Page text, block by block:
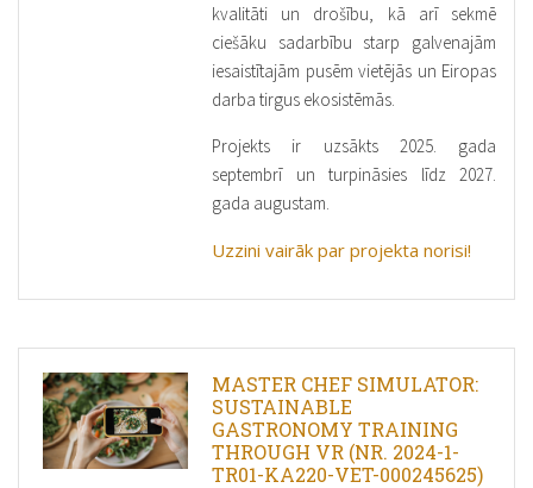
kvalitāti un drošību, kā arī sekmē
ciešāku sadarbību starp galvenajām
iesaistītajām pusēm vietējās un Eiropas
darba tirgus ekosistēmās.
Projekts ir uzsākts 2025. gada
septembrī un turpināsies līdz 2027.
gada augustam.
Uzzini vairāk par projekta norisi!
MASTER CHEF SIMULATOR:
SUSTAINABLE
GASTRONOMY TRAINING
THROUGH VR (NR. 2024-1-
TR01-KA220-VET-000245625)